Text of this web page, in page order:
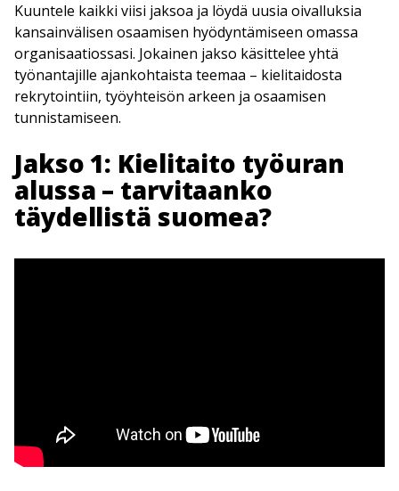
Kuuntele kaikki viisi jaksoa ja löydä uusia oivalluksia
kansainvälisen osaamisen hyödyntämiseen omassa
organisaatiossasi. Jokainen jakso käsittelee yhtä
työnantajille ajankohtaista teemaa – kielitaidosta
rekrytointiin, työyhteisön arkeen ja osaamisen
tunnistamiseen.
Jakso 1: Kielitaito työuran
alussa – tarvitaanko
täydellistä suomea?